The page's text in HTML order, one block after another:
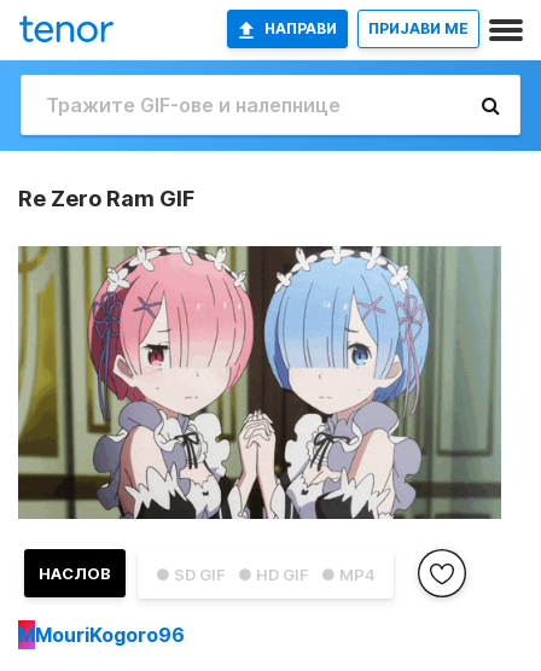
НАПРАВИ ПРИЈАВИ МЕ
Re Zero Ram GIF
● SD GIF ● HD GIF ● MP4
НАСЛОВ
MMouriKogoro96